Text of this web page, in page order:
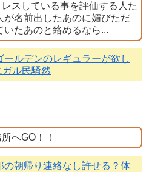
スしている事を評価する人た
が名前出したあのに媚びただ
たあのと絡めるなら...
ールデンのレギュラーが欲し
ル民騒然
へGO！！
の朝帰り連絡なし許せる？体